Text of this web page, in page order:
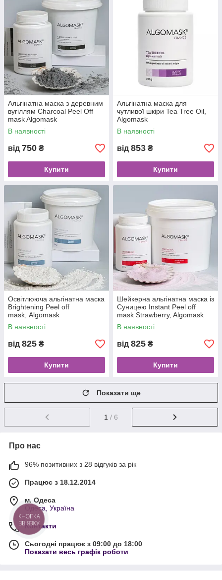
Альгінатна маска з деревним
вугіллям Charcoal Peel Off
mask Algomask
В наявності
від 750 ₴
Купити
Альгінатна маска для
чутливої шкіри Tea Tree Oil,
Algomask
В наявності
від 853 ₴
Купити
Освітлююча альгінатна маска
Brightening Peel off
mask, Algomask
В наявності
від 825 ₴
Купити
Шейкерна альгінатна маска із
Суницею Instant Peel off
mask Strawberry, Algomask
В наявності
від 825 ₴
Купити
Показати ще
1 / 6
Про нас
96% позитивних з 28 відгуків за рік
Працює з 18.12.2014
м. Одеса
Одеса, Україна
Контакти
Сьогодні працює з 09:00 до 18:00
Показати весь графік роботи
КНОПКА
ЗВ'ЯЗКУ